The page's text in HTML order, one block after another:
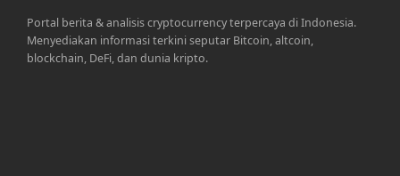
Portal berita & analisis cryptocurrency terpercaya di Indonesia.
Menyediakan informasi terkini seputar Bitcoin, altcoin,
blockchain, DeFi, dan dunia kripto.